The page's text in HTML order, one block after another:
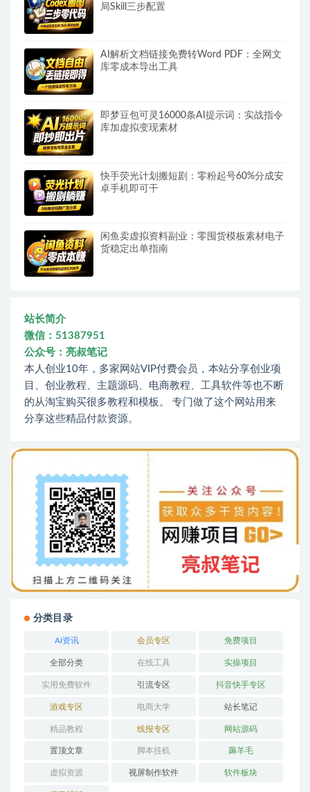
局Skill三步配置
AI解析文档链接免费转Word PDF：全网文
库零成本导出工具
即梦豆包可灵16000条AI提示词：实战指令
库加虚拟变现素材
快手荧光计划搬短剧：零粉起号60%分成安
卓手机即可干
闲鱼卖虚拟资料副业：零囤货模板素材电子
货稳定出单指南
站长简介
微信：51387951
公众号：亮叔笔记
本人创业10年，多家网站VIP付费会员，本站分享创业项
目、创业教程、主题源码、电商教程、工具软件等也不断
的从淘宝购买很多教程和模板。 专门做了这个网站用来
分享这些精品付款资源。
分类目录
AI资讯 会员专区 免费项目
全部分类 在线工具 实操项目
实用免费软件 引流专区 抖音快手专区
游戏专区 电商大学 站长笔记
精品教程 线报专区 网站源码
置顶文章 脚本挂机 薅羊毛
虚拟资源 视屏制作软件 软件板块